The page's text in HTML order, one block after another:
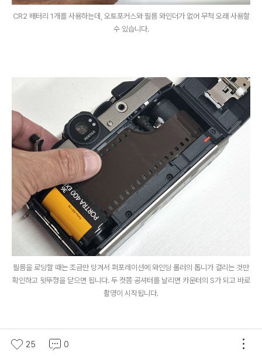
CR2 배터리 1개를 사용하는데, 오토포커스와 필름 와인더가 없어 무척 오래 사용할
수 있습니다.
필름을 로딩할 때는 조금만 당겨서 퍼포레이션에 와인딩 롤러의 톱니가 걸리는 것만
확인하고 뒷뚜껑을 닫으면 됩니다. 두 컷쯤 공셔터를 날리면 카운터의 S가 되고 바로
촬영이 시작됩니다.
25 0